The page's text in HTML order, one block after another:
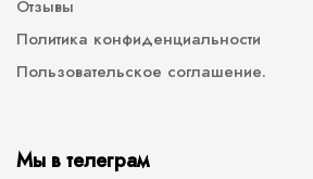
Отзывы
Политика конфиденциальности
Пользовательское соглашение.
Мы в телеграм